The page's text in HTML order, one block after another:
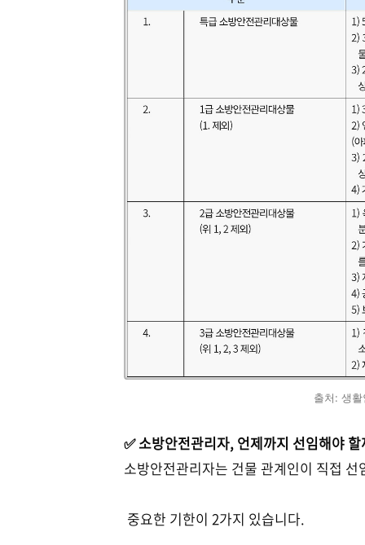
출처: 생
✅ 소방안전관리자, 언제까지 선임해야 할
소방안전관리자는 건물 관계인이 직접
중요한 기한이 2가지 있습니다.